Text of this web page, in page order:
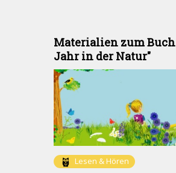
Materialien zum
Jahr in der Natur"
Lesen & Hören